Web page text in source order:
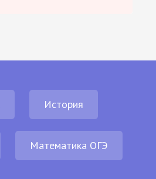
История
Математика ОГЭ